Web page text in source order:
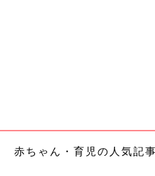
赤ちゃん・育児の人気記